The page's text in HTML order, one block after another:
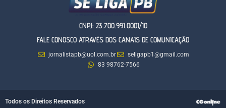
CNPJ: 23.700.991.0001/10
FALE CONOSCO ATRAVÉS DOS CANAIS DE COMUNICAÇÃO
jornalistapb@uol.com.br
seligapb1@gmail.com
83 98762-7566
Todos os Direitos Reservados